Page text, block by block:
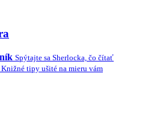
Spýtajte sa Sherlocka, čo čítať
Knižné tipy ušité na mieru vám